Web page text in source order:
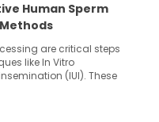
Human Sperm
are critical steps
like In Vitro
(IUI). These